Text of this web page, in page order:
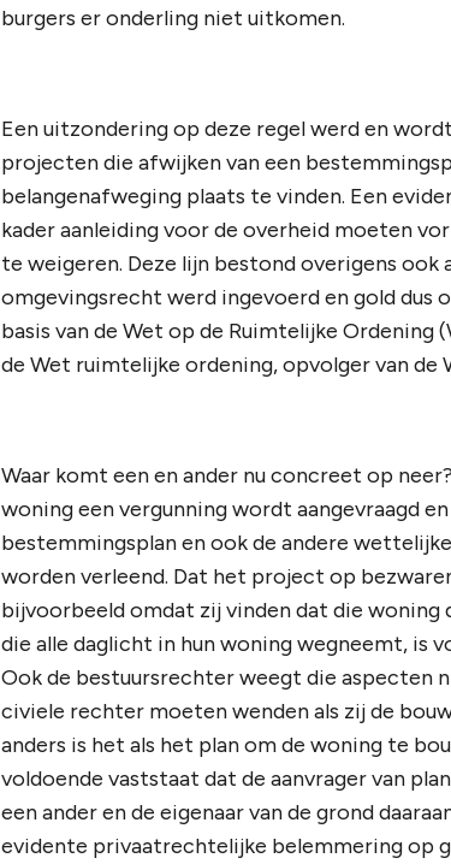
burgers er onderling niet uitkomen.
Een uitzondering op deze regel werd en
projecten die afwijken van een
belangenafweging plaats te vinden. Een
kader aanleiding voor de overheid moeten
te weigeren. Deze lijn bestond overigens
omgevingsrecht werd ingevoerd en gold dus
basis van de Wet op de Ruimtelijke
de Wet ruimtelijke ordening, opvolger van de
Waar komt een en ander nu concreet op
woning een vergunning wordt aangevraagd
bestemmingsplan en ook de andere
worden verleend. Dat het project op
bijvoorbeeld omdat zij vinden dat die
die alle daglicht in hun woning wegneemt, is
Ook de bestuursrechter weegt die aspecten
civiele rechter moeten wenden als zij de
anders is het als het plan om de woning te
voldoende vaststaat dat de aanvrager van
een ander en de eigenaar van de grond
evidente privaatrechtelijke belemmering op